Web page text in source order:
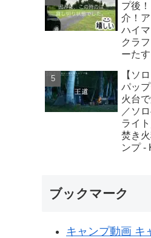
プ後
介！
ハイ
クラ
ーた
【ソ
パッ
火台
／ソ
ライ
焚き
ンプ -
ブックマーク
キャンプ動画 キ